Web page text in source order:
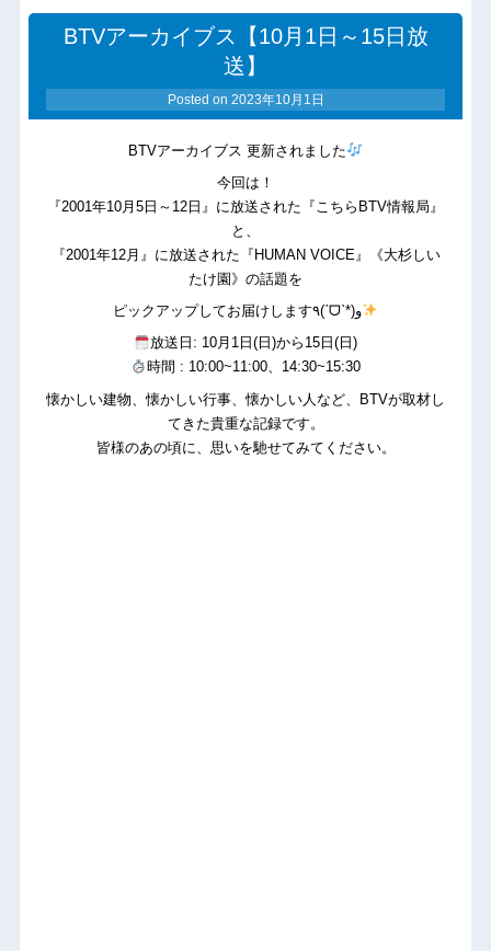
BTVアーカイブス【10月1日～15日放
送】
Posted on 2023年10月1日
BTVアーカイブス 更新されました
今回は！
『2001年10月5日～12日』に放送された『こちらBTV情報局』
と、
『2001年12月』に放送された『HUMAN VOICE』《大杉しい
たけ園》の話題を
ピックアップしてお届けします٩(ˊᗜˋ*)و
放送日: 10月1日(日)から15日(日)
時間 : 10:00~11:00、14:30~15:30
懐かしい建物、懐かしい行事、懐かしい人など、BTVが取材し
てきた貴重な記録です。
皆様のあの頃に、思いを馳せてみてください。